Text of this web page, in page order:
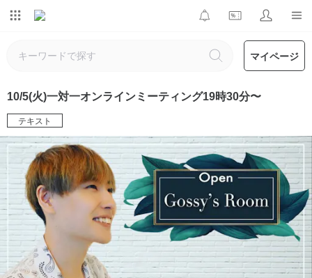
マイページ
10/5(火)一対一オンラインミーティング19時30分〜
テキスト